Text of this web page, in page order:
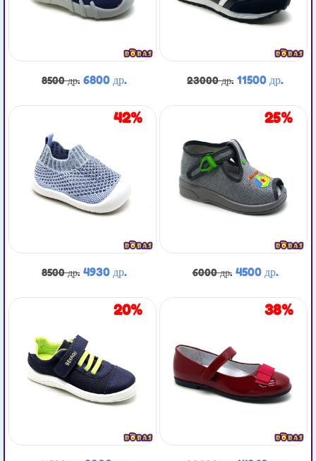
6800 др.
8500 др.
42%
4930 др.
8500 др.
20%
11500 др.
23000 др.
25%
4500 др.
6000 др.
38%